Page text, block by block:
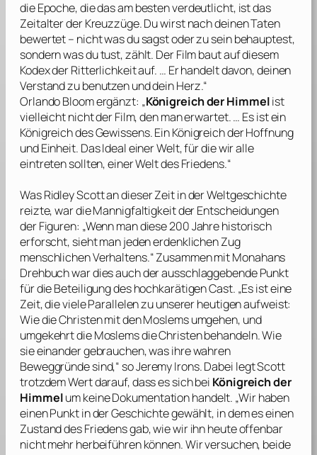
die Epoche, die das am besten verdeutlicht, ist das
Zeitalter der Kreuzzüge. Du wirst nach deinen Taten
bewertet – nicht was du sagst oder zu sein behauptest,
sondern was du tust, zählt. Der Film baut auf diesem
Kodex der Ritterlichkeit auf. … Er handelt davon, deinen
Verstand zu benutzen und dein Herz.“
Orlando Bloomergänzt: „Königreich der Himmelist
vielleicht nicht der Film, den man erwartet. … Es ist ein
Königreich des Gewissens. Ein Königreich der Hoffnung
und Einheit. Das Ideal einer Welt, für die wir alle
eintreten sollten, einer Welt des Friedens.“
WasRidley Scottan dieser Zeit in der Weltgeschichte
reizte, war die Mannigfaltigkeit der Entscheidungen
der Figuren: „Wenn man diese 200 Jahre historisch
erforscht, sieht man jeden erdenklichen Zug
menschlichen Verhaltens.“ Zusammen mitMonahans
Drehbuch war dies auch der ausschlaggebende Punkt
für die Beteiligung des hochkarätigen Cast. „Es ist eine
Zeit, die viele Parallelen zu unserer heutigen aufweist:
Wie die Christen mit den Moslems umgehen, und
umgekehrt die Moslems die Christen behandeln. Wie
sie einander gebrauchen, was ihre wahren
Beweggründe sind,“ soJeremy Irons. Dabei legtScott
trotzdem Wert darauf, dass es sich bei Königreich der
Himmelum keine Dokumentation handelt. „Wir haben
einen Punkt in der Geschichte gewählt, in dem es einen
Zustand des Friedens gab, wie wir ihn heute offenbar
nicht mehr herbeiführen können. Wir versuchen, beide